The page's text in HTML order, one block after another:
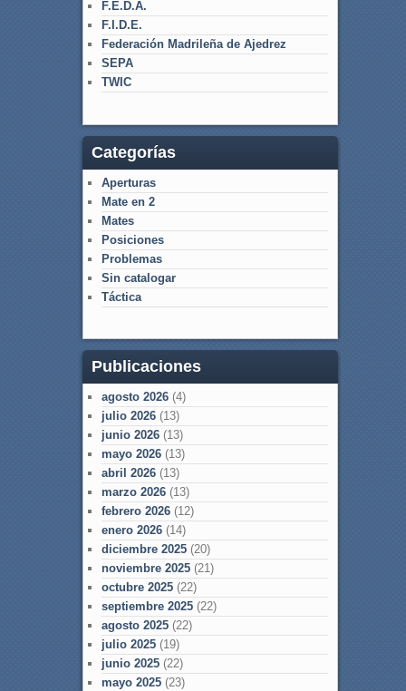
F.E.D.A.
F.I.D.E.
Federación Madrileña de Ajedrez
SEPA
TWIC
Categorías
Aperturas
Mate en 2
Mates
Posiciones
Problemas
Sin catalogar
Táctica
Publicaciones
agosto 2026(4)
julio 2026(13)
junio 2026(13)
mayo 2026(13)
abril 2026(13)
marzo 2026(13)
febrero 2026(12)
enero 2026(14)
diciembre 2025(20)
noviembre 2025(21)
octubre 2025(22)
septiembre 2025(22)
agosto 2025(22)
julio 2025(19)
junio 2025(22)
mayo 2025(23)